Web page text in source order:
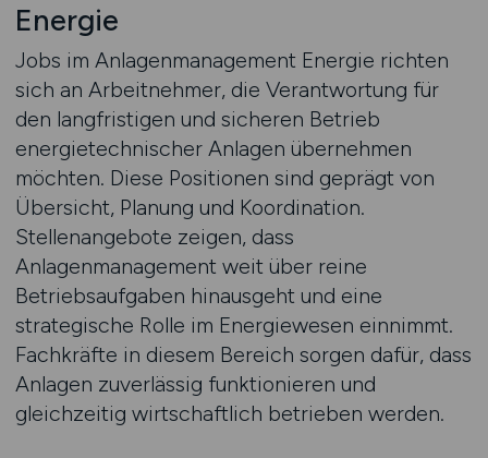
Energie
Jobs im Anlagenmanagement Energie richten
sich an Arbeitnehmer, die Verantwortung für
den langfristigen und sicheren Betrieb
energietechnischer Anlagen übernehmen
möchten. Diese Positionen sind geprägt von
Übersicht, Planung und Koordination.
Stellenangebote zeigen, dass
Anlagenmanagement weit über reine
Betriebsaufgaben hinausgeht und eine
strategische Rolle im Energiewesen einnimmt.
Fachkräfte in diesem Bereich sorgen dafür, dass
Anlagen zuverlässig funktionieren und
gleichzeitig wirtschaftlich betrieben werden.